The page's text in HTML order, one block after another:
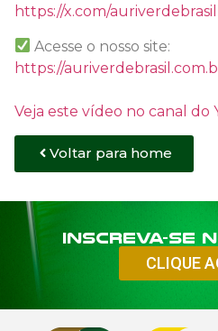
https://x.com/auriverdebrasil
Acesse o nosso site:
https://
Veja este vídeo no canal do
Voltar para home
Inscreva-se
CLIQUE